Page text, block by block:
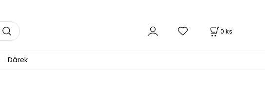
0 ks
Dárek